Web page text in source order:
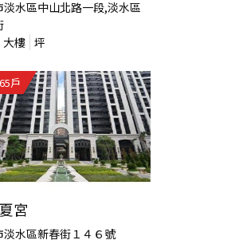
淡水區中山北路一段,淡水區
大樓 坪
65戶
宮
淡水區新春街１４６號